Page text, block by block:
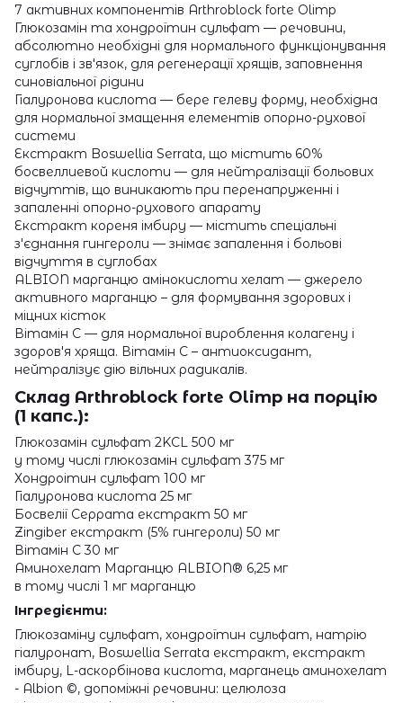
7 активних компонентів Arthroblock forte Olimp
Глюкозамін та хондроїтин сульфат — речовини,
абсолютно необхідні для нормального функціонування
суглобів і зв'язок, для регенерації хрящів, заповнення
синовіальної рідини
Гіалуронова кислота — бере гелеву форму, необхідна
для нормальної змащення елементів опорно-рухової
системи
Екстракт Boswellia Serrata, що містить 60%
босвеллиевой кислоти — для нейтралізації больових
відчуттів, що виникають при перенапруженні і
запаленні опорно-рухового апарату
Екстракт кореня імбиру — містить спеціальні
з'єднання гингероли — знімає запалення і больові
відчуття в суглобах
ALBION марганцю амінокислоти хелат — джерело
активного марганцю – для формування здорових і
міцних кісток
Вітамін С — для нормальної вироблення колагену і
здоров'я хряща. Вітамін С – антиоксидант,
нейтралізує дію вільних радикалів.
Склад Arthroblock forte Olimp на порцію
(1 капс.):
Глюкозамін сульфат 2KCL 500 мг
у тому числі глюкозамін сульфат 375 мг
Хондроітин сульфат 100 мг
Гіалуронова кислота 25 мг
Босвелії Серрата екстракт 50 мг
Zingiber екстракт (5% гингероли) 50 мг
Вітамін C 30 мг
Аминохелат Марганцю ALBION® 6,25 мг
в тому числі 1 мг марганцю
Інгредієнти:
Глюкозаміну сульфат, хондроїтин сульфат, натрію
гіалуронат, Boswellia Serrata екстракт, екстракт
імбиру, L-аскорбінова кислота, марганець аминохелат
- Albion ©, допоміжні речовини: целюлоза